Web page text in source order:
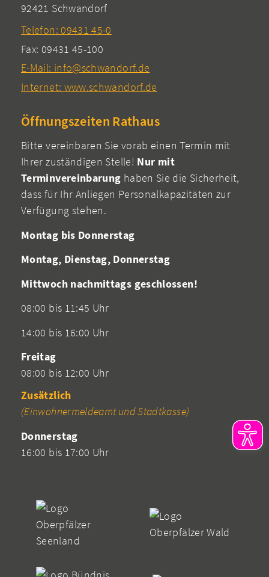
92421 Schwandorf
Telefon: 09431 45-0
Fax: 09431 45-100
E-Mail: info@schwandorf.de
Internet: www.schwandorf.de
Öffnungszeiten Rathaus
Bitte vereinbaren Sie vorab einen Termin mit
Ihrer zuständigen Stelle! Nur mit
Terminvereinbarung haben Sie die Sicherheit,
dass für Ihr Anliegen Personalkapazitäten zur
Verfügung stehen.
Montag bis Donnerstag
Montag, Dienstag, Donnerstag
Mittwoch nachmittags geschlossen!
08:00 bis 11:45 Uhr
14:00 bis 16:00 Uhr
Freitag
08:00 bis 12:00 Uhr
Zusätzlich
(Einwohnermeldeamt und Stadtkasse)
Donnerstag
16:00 bis 17:00 Uhr